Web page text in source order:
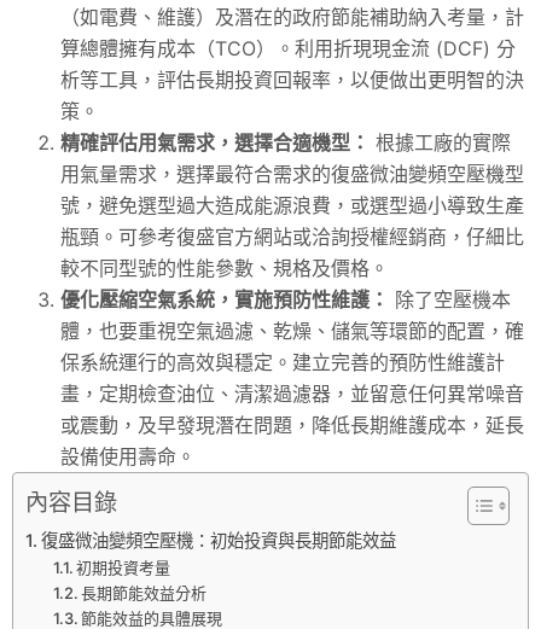
（如電費、維護）及潛在的政府節能補助納入考量，計
算總體擁有成本（TCO）。利用折現現金流 (DCF) 分
析等工具，評估長期投資回報率，以便做出更明智的決
策。
精確評估用氣需求，選擇合適機型： 根據工廠的實際
用氣量需求，選擇最符合需求的復盛微油變頻空壓機型
號，避免選型過大造成能源浪費，或選型過小導致生產
瓶頸。可參考復盛官方網站或洽詢授權經銷商，仔細比
較不同型號的性能參數、規格及價格。
優化壓縮空氣系統，實施預防性維護： 除了空壓機本
體，也要重視空氣過濾、乾燥、儲氣等環節的配置，確
保系統運行的高效與穩定。建立完善的預防性維護計
畫，定期檢查油位、清潔過濾器，並留意任何異常噪音
或震動，及早發現潛在問題，降低長期維護成本，延長
設備使用壽命。
內容目錄
復盛微油變頻空壓機：初始投資與長期節能效益
初期投資考量
長期節能效益分析
節能效益的具體展現